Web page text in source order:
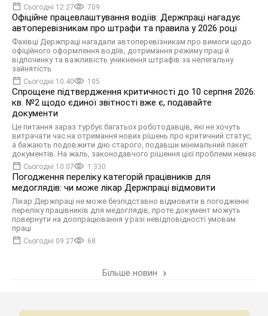
Сьогодні 12:27 709
Офіційне працевлаштування водіїв: Держпраці нагадує
автоперевізникам про штрафи та правила у 2026 році
Фахівці Держпраці нагадали автоперевізникам про вимоги щодо
офіційного оформлення водіїв, дотримання режиму праці й
відпочинку та важливість уникнення штрафів за нелегальну
зайнятість
Сьогодні 10:40 105
Спрощене підтвердження критичності до 10 серпня 2026:
кв. №2 щодо єдиної звітності вже є, подавайте
документи
Це питання зараз турбує багатьох роботодавців, які не хочуть
витрачати час на отримання нових рішень про критичний статус,
а бажають подовжити дію старого, подавши мінімальний пакет
документів. На жаль, законодавчого рішення цієї проблеми немає
Сьогодні 10:07 1 330
Погодження переліку категорій працівників для
медоглядів: чи може лікар Держпраці відмовити
Лікар Держпраці не може безпідставно відмовити в погодженні
переліку працівників для медоглядів, проте документ можуть
повернути на доопрацювання у разі невідповідності умовам
праці
Сьогодні 09:27 68
Більше новин